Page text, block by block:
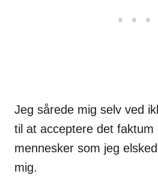
Jeg sårede mig selv ved
til at acceptere det faktum
mennesker som jeg
mig.